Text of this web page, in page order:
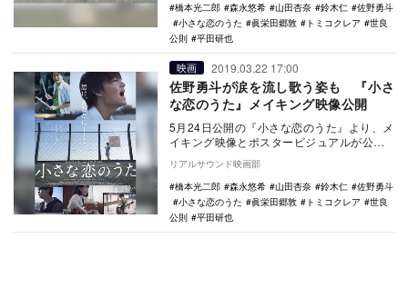
橋本光二郎
森永悠希 山田杏奈 鈴木仁
佐野勇斗
小さな恋のうた
眞栄田郷敦 トミコクレア
世良
公則
平田研也
映画 2019.03.22 17:00
佐野勇斗が涙を流し歌う姿も 『小さ
な恋のうた』メイキング映像公開
5月24日公開の『小さな恋のうた』より、メ
イキング映像とポスタービジュアルが公開
された。 本作は、MONGOL800が2…
リアルサウンド映画部
橋本光二郎
森永悠希 山田杏奈 鈴木仁
佐野勇斗
小さな恋のうた
眞栄田郷敦 トミコクレア
世良
公則
平田研也